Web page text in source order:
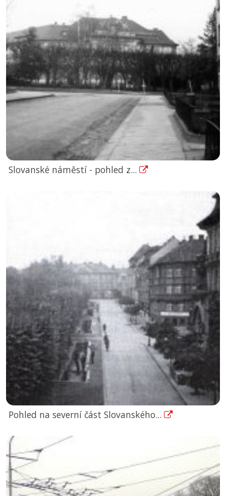
Slovanské náměstí - pohled z...
Pohled na severní část Slovanského...